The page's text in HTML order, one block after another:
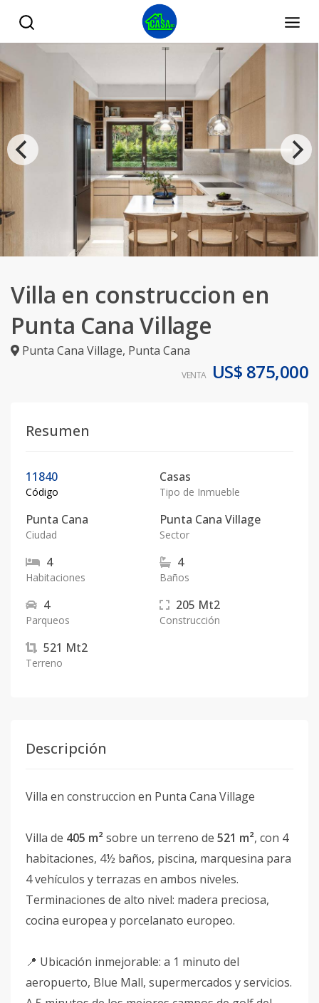
Villa en construccion en
Punta Cana Village
Punta Cana Village, Punta Cana
VENTA US$ 875,000
Resumen
11840
Código
Casas
Tipo de Inmueble
Punta Cana
Ciudad
Punta Cana Village
Sector
4
Habitaciones
4
Baños
4
Parqueos
205 Mt2
Construcción
521 Mt2
Terreno
Descripción
Villa en construccion en Punta Cana Village
Villa de 405 m²sobre un terreno de 521 m², con 4
habitaciones, 4½ baños, piscina, marquesina para
4 vehículos y terrazas en ambos niveles.
Terminaciones de alto nivel: madera preciosa,
cocina europea y porcelanato europeo.
📍 Ubicación inmejorable: a 1 minuto del
aeropuerto, Blue Mall, supermercados y servicios.